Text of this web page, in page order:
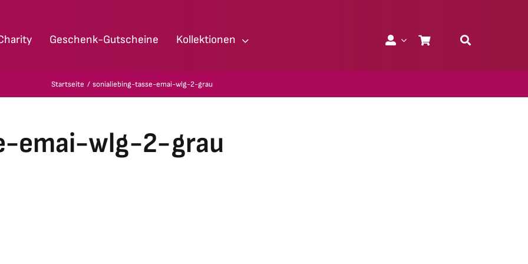
Geschenk-Gutscheine Kollektionen
Startseite sonialiebing-tasse-emai-wlg-2-grau
emai-wlg-2-grau